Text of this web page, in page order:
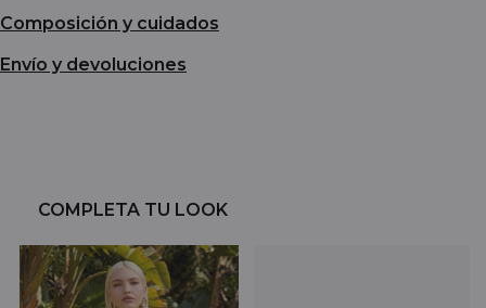
Composición y cuidados
Envío y devoluciones
COMPLETA TU LOOK